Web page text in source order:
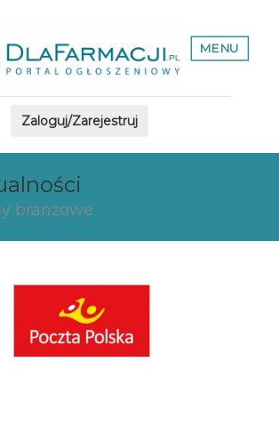
MENU
Zaloguj/Zarejestruj
branżowe